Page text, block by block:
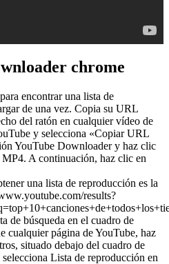
chrome
encontrar una lista de
de una vez. Copia su URL
del ratón en cualquier vídeo de
y selecciona «Copiar URL
YouTube Downloader y haz clic
A continuación, haz clic en
una lista de reproducción es la
results?
de búsqueda en el cuadro de
cualquier página de YouTube, haz
situado debajo del cuadro de
Lista de reproducción en